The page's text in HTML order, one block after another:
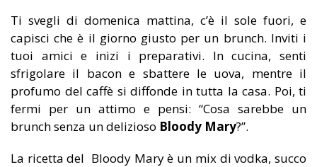
Ti svegli di domenica mattina, c’è il sole fuori, e
capisci che è il giorno giusto per un brunch. Inviti i
tuoi amici e inizi i preparativi. In cucina, senti
sfrigolare il bacon e sbattere le uova, mentre il
profumo del caffè si diffonde in tutta la casa. Poi, ti
fermi per un attimo e pensi: “Cosa sarebbe un
brunch senza un delizioso Bloody Mary?”.
La ricetta del Bloody Mary è un mix di vodka, succo